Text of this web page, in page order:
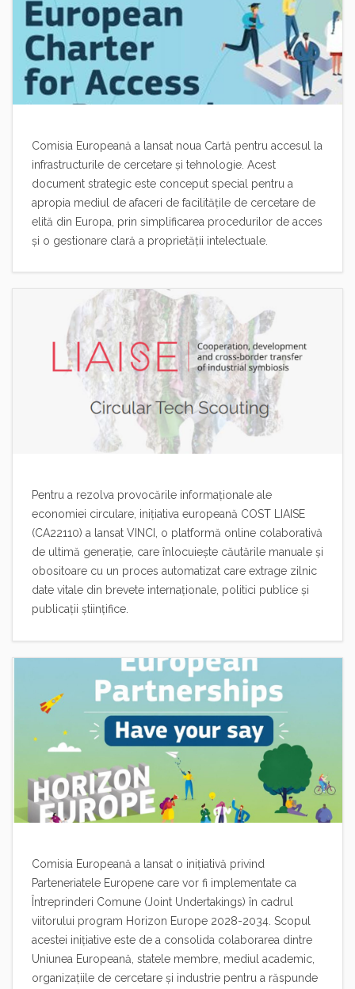
Comisia Europeană a lansat noua Cartă pentru accesul la
infrastructurile de cercetare și tehnologie. Acest
document strategic este conceput special pentru a
apropia mediul de afaceri de facilitățile de cercetare de
elită din Europa, prin simplificarea procedurilor de acces
și o gestionare clară a proprietății intelectuale.
Pentru a rezolva provocările informaționale ale
economiei circulare, inițiativa europeană COST LIAISE
(CA22110) a lansat VINCI, o platformă online colaborativă
de ultimă generație, care înlocuiește căutările manuale și
obositoare cu un proces automatizat care extrage zilnic
date vitale din brevete internaționale, politici publice și
publicații științifice.
Comisia Europeană a lansat o inițiativă privind
Parteneriatele Europene care vor fi implementate ca
Întreprinderi Comune (Joint Undertakings) în cadrul
viitorului program Horizon Europe 2028-2034. Scopul
acestei inițiative este de a consolida colaborarea dintre
Uniunea Europeană, statele membre, mediul academic,
organizațiile de cercetare și industrie pentru a răspunde